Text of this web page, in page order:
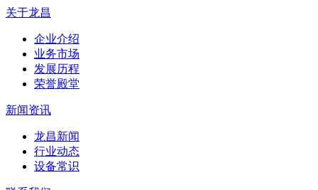
关于龙昌
企业介绍
业务市场
发展历程
荣誉殿堂
新闻资讯
龙昌新闻
行业动态
设备常识